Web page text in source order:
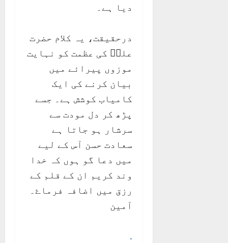
دیا ہے۔
درحقیقت، یہ کلام حضرت
علیؑ کی عظمت کو نہایت
موزوں پیرائے میں
بیان کرنے کی ایک
کامیاب کوشش ہے۔ جسے
پڑھ کر دل مودت سے
سرشار ہو جاتا ہے
سعادت حسن آس کے لیے
میں دعا گو ہوں کہ خدا
وند کریم ان کے قلم کے
رزق میں اضافہ فرماۓ۔
آمین
.